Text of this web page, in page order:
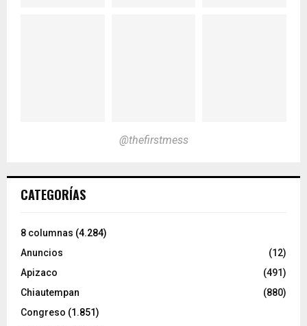
@thefirstmess
CATEGORÍAS
8 columnas (4.284)
Anuncios
(12)
Apizaco
(491)
Chiautempan
(880)
Congreso (1.851)